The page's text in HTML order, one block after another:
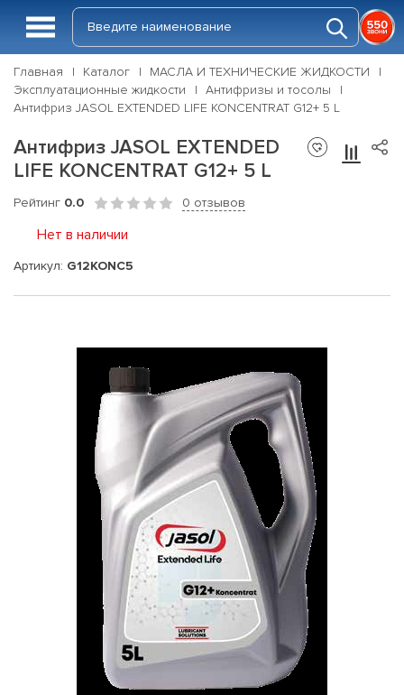
Главная Каталог
МАСЛА И ТЕХНИЧЕСКИЕ ЖИДКОСТИ
Эксплуатационные жидкости
Антифризы и тосолы
Антифриз JASOL EXTENDED LIFE KONCENTRAT G12+ 5 L
Антифриз JASOL EXTENDED
LIFE KONCENTRAT G12+ 5 L
Рейтинг 0.0 0 отзывов
Нет в наличии
Артикул: G12KONC5